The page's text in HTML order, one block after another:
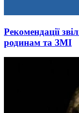
Рекомендації
родинам та ЗМІ